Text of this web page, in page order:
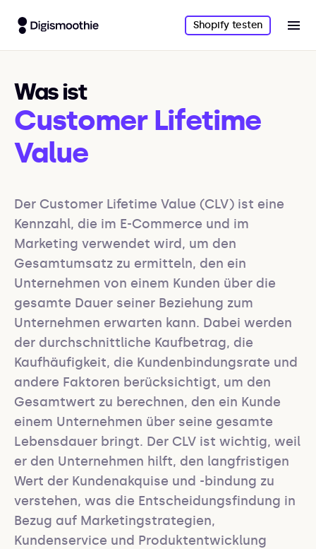
Shopify testen
Was ist
Customer Lifetime
Value
Der Customer Lifetime Value (CLV) ist eine
Kennzahl, die im E-Commerce und im
Marketing verwendet wird, um den
Gesamtumsatz zu ermitteln, den ein
Unternehmen von einem Kunden über die
gesamte Dauer seiner Beziehung zum
Unternehmen erwarten kann. Dabei werden
der durchschnittliche Kaufbetrag, die
Kaufhäufigkeit, die Kundenbindungsrate und
andere Faktoren berücksichtigt, um den
Gesamtwert zu berechnen, den ein Kunde
einem Unternehmen über seine gesamte
Lebensdauer bringt. Der CLV ist wichtig, weil
er den Unternehmen hilft, den langfristigen
Wert der Kundenakquise und -bindung zu
verstehen, was die Entscheidungsfindung in
Bezug auf Marketingstrategien,
Kundenservice und Produktentwicklung